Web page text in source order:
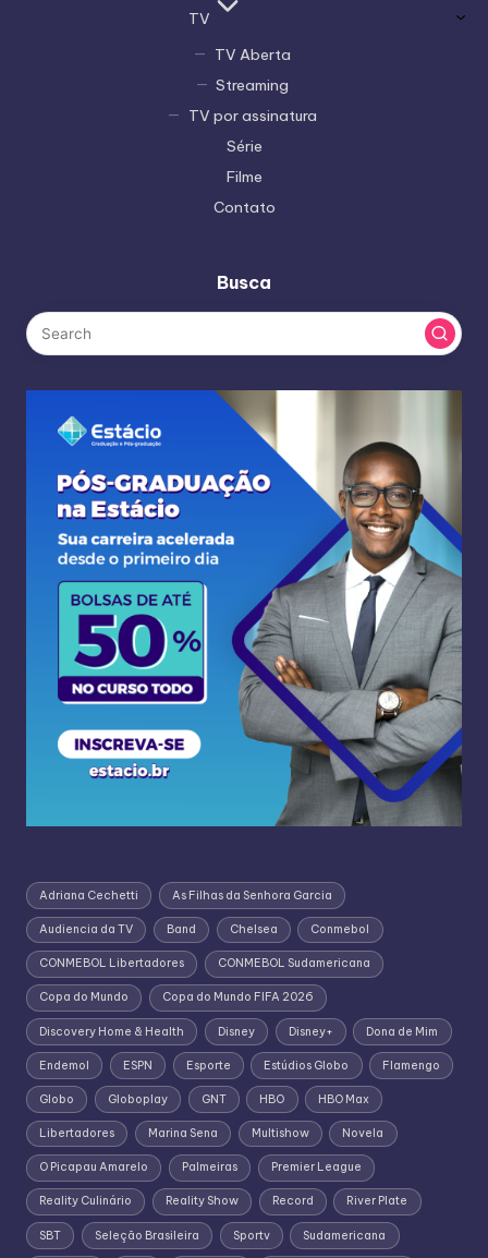
TV
TV Aberta
Streaming
TV por assinatura
Série
Filme
Contato
Busca
Adriana Cechetti As Filhas da Senhora Garcia
Audiencia da TV Band Chelsea Conmebol
CONMEBOL Libertadores CONMEBOL Sudamericana
Copa do Mundo Copa do Mundo FIFA 2026
Discovery Home & Health Disney Disney+ Dona de Mim
Endemol ESPN Esporte Estúdios Globo Flamengo
Globo Globoplay GNT HBO HBO Max
Libertadores Marina Sena Multishow Novela
O Picapau Amarelo Palmeiras Premier League
Reality Culinário Reality Show Record River Plate
SBT Seleção Brasileira Sportv Sudamericana